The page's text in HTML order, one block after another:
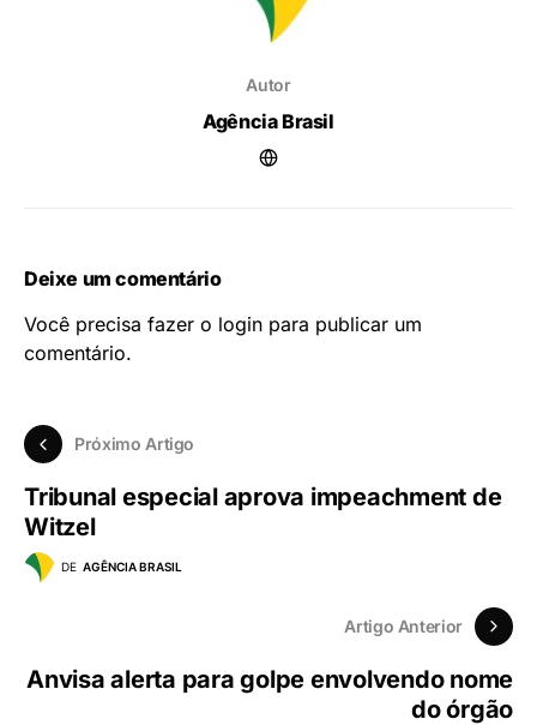
Autor
Agência Brasil
Deixe um comentário
Você precisa fazer o login para publicar um
comentário.
Próximo Artigo
Tribunal especial aprova impeachment de
Witzel
DE AGÊNCIA BRASIL
Artigo Anterior
Anvisa alerta para golpe envolvendo nome
do órgão